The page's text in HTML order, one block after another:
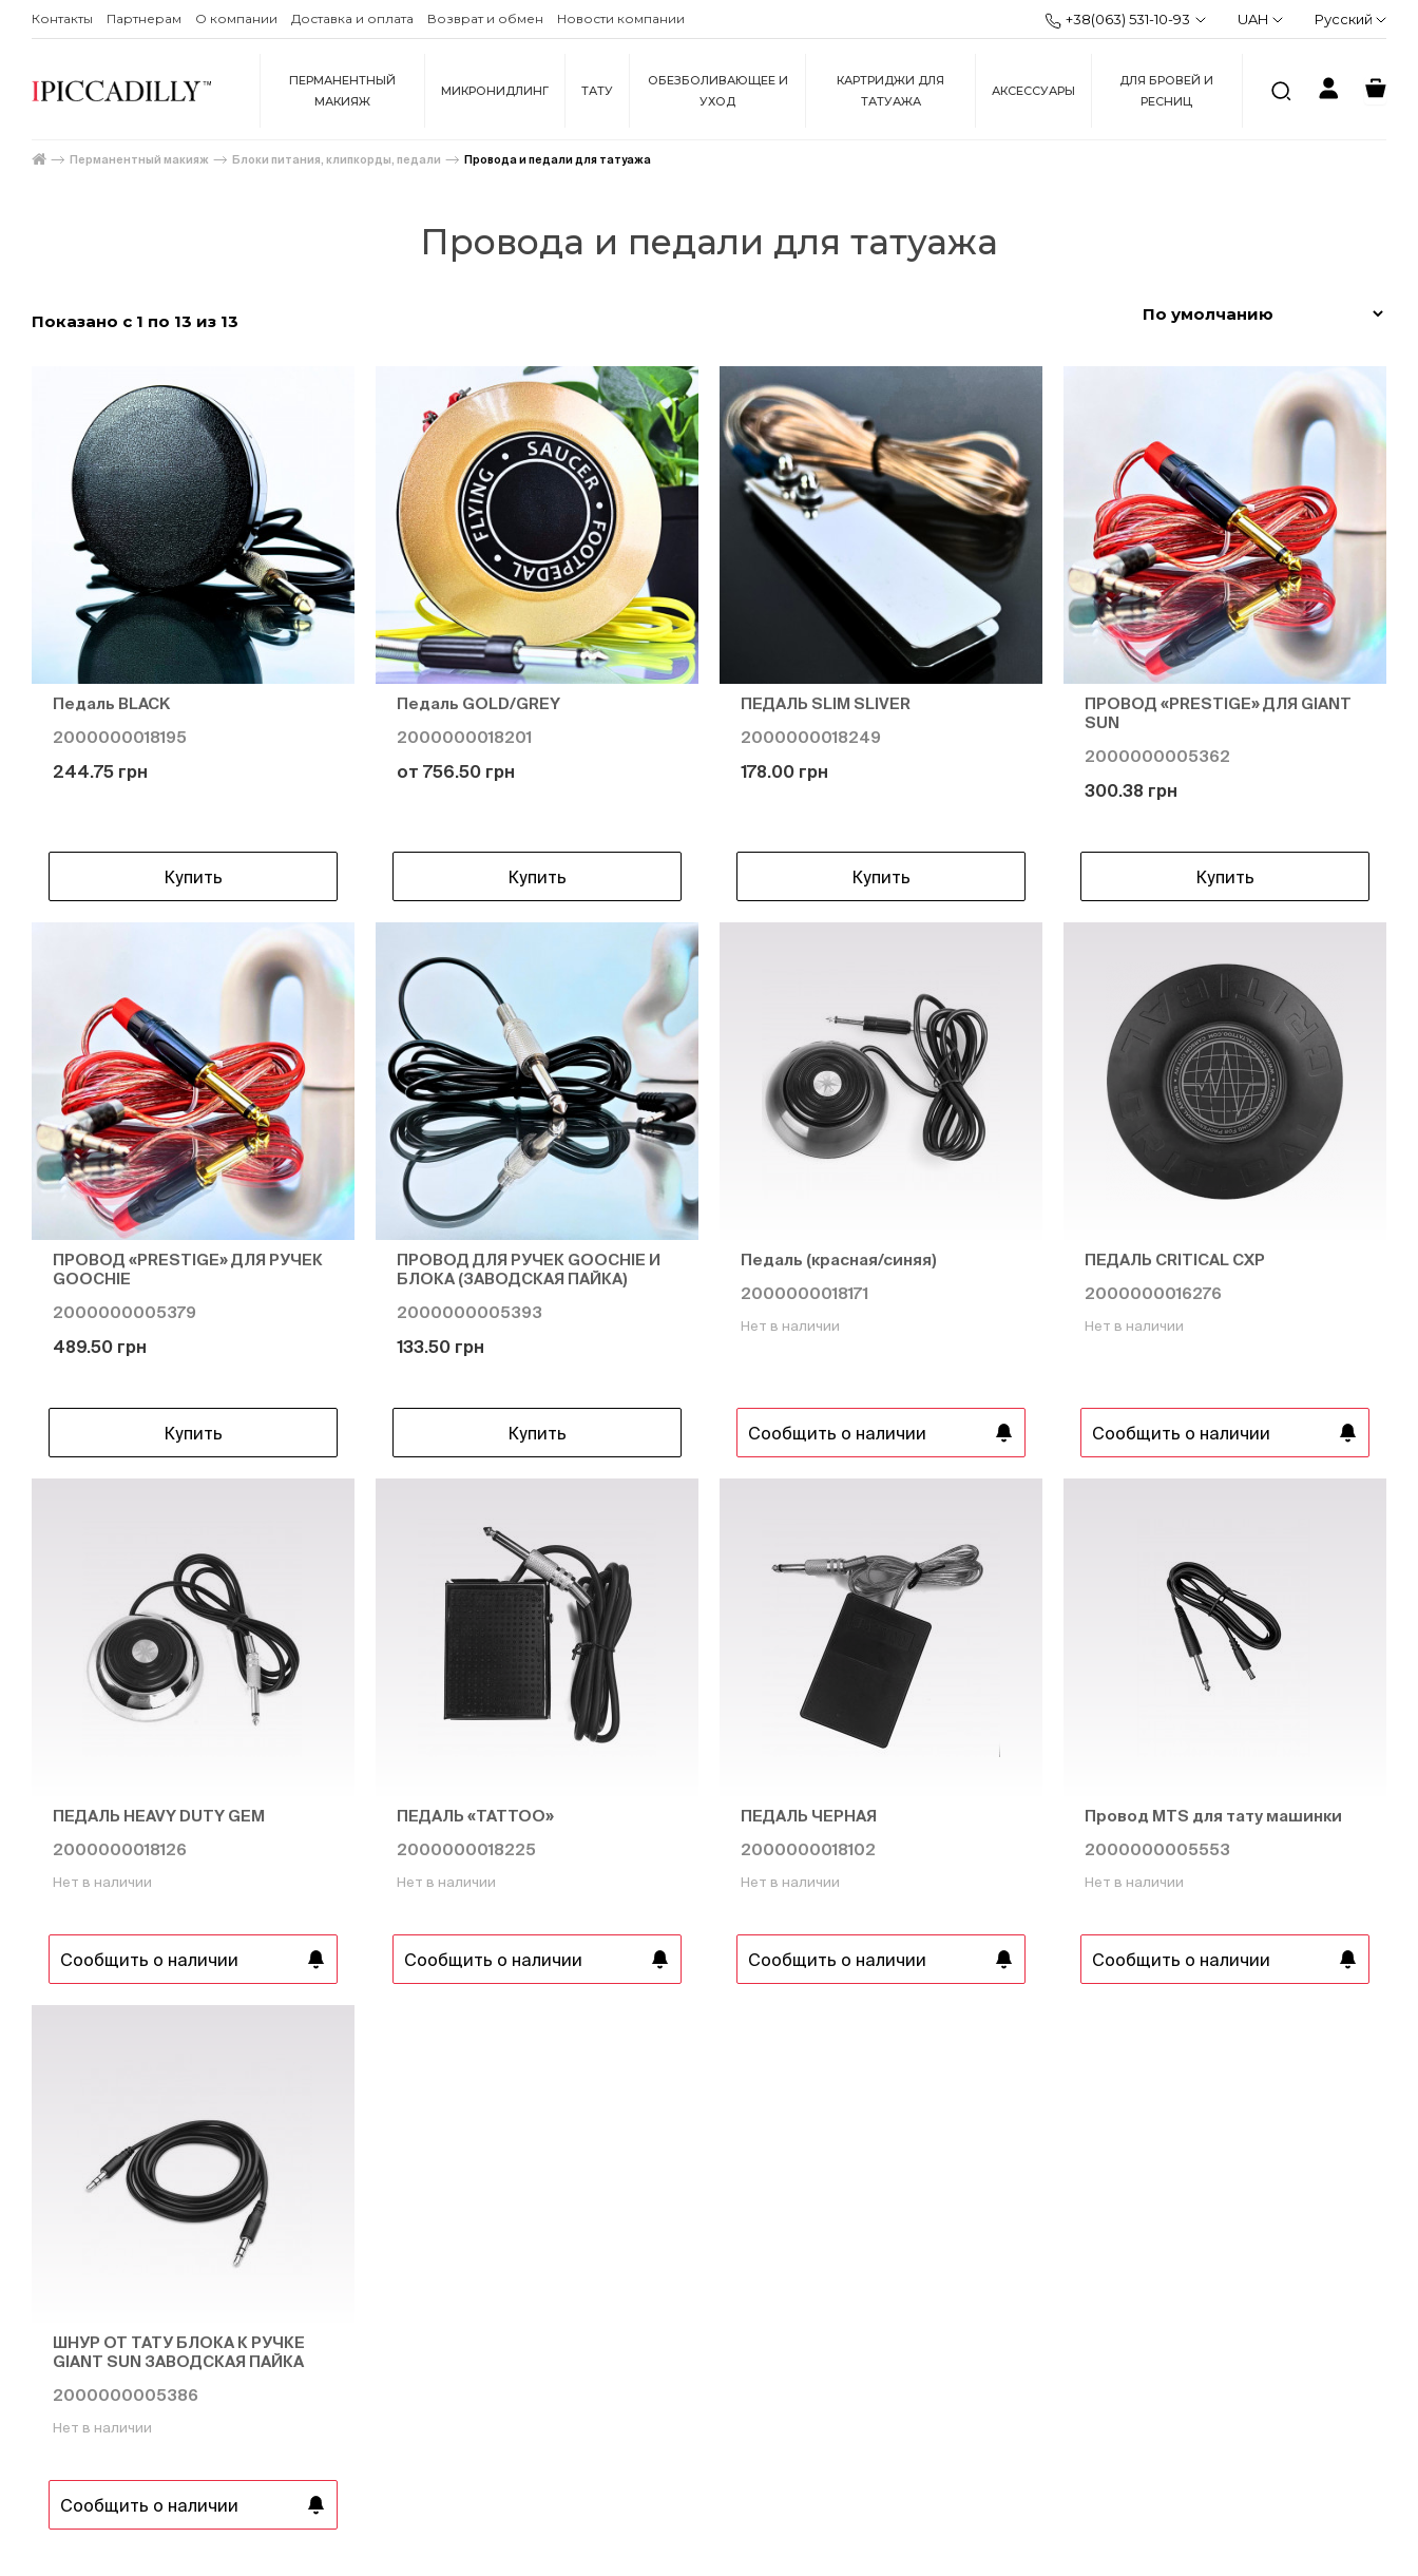
Контакты Партнерам О компании Доставка и оплата Возврат и обмен Новости компании +38(063) 531-10-93 UAH Русский
ПЕРМАНЕНТНЫЙ
МАКИЯЖ
МИКРОНИДЛИНГ ТАТУ
ОБЕЗБОЛИВАЮЩЕЕ И
УХОД
КАРТРИДЖИ ДЛЯ
ТАТУАЖА
АКСЕССУАРЫ
ДЛЯ БРОВЕЙ И
РЕСНИЦ
Перманентный макияж Блоки питания, клипкорды, педали Провода и педали для татуажа
Провода и педали для татуажа
Показано с 1 по 13 из 13
Педаль BLACK
2000000018195
244.75 грн
Купить
Педаль GOLD/GREY
2000000018201
от 756.50 грн
Купить
ПЕДАЛЬ SLIM SLIVER
2000000018249
178.00 грн
Купить
ПРОВОД «PRESTIGE» ДЛЯ GIANT
SUN
2000000005362
300.38 грн
Купить
ПРОВОД «PRESTIGE» ДЛЯ РУЧЕК
GOOCHIE
2000000005379
489.50 грн
Купить
ПРОВОД ДЛЯ РУЧЕК GOOCHIE И
БЛОКА (ЗАВОДСКАЯ ПАЙКА)
2000000005393
133.50 грн
Купить
Педаль (красная/синяя)
2000000018171
Нет в наличии
Сообщить о наличии
ПЕДАЛЬ CRITICAL CXP
2000000016276
Нет в наличии
Сообщить о наличии
ПЕДАЛЬ HEAVY DUTY GEM
2000000018126
Нет в наличии
Сообщить о наличии
ПЕДАЛЬ «TATTOO»
2000000018225
Нет в наличии
Сообщить о наличии
ПЕДАЛЬ ЧЕРНАЯ
2000000018102
Нет в наличии
Сообщить о наличии
Провод MTS для тату машинки
2000000005553
Нет в наличии
Сообщить о наличии
ШНУР ОТ ТАТУ БЛОКА К РУЧКЕ
GIANT SUN ЗАВОДСКАЯ ПАЙКА
2000000005386
Нет в наличии
Сообщить о наличии